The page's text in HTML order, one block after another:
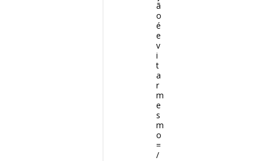
ã
o
é
e
v
i
t
a
r
m
e
s
m
o
=
/